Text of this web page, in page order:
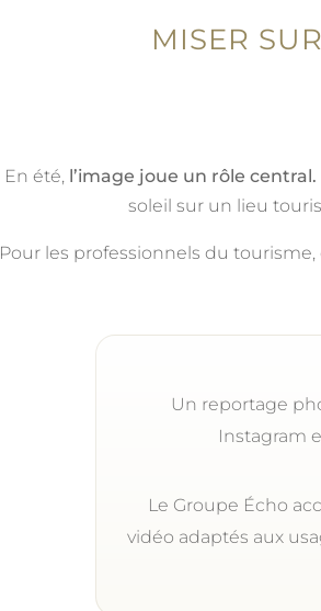
MISER
En été, l’image joue un rôle central.
soleil sur un lieu
Pour les professionnels du
Un reportage
Instagram
Le Groupe Écho
vidéo adaptés aux